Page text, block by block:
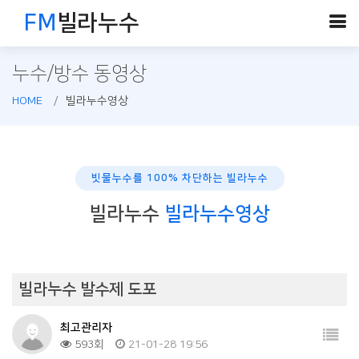
FM 빌라누수
누수/방수 동영상
HOME 빌라누수영상
빗물누수를 100% 차단하는 빌라누수
빌라누수 빌라누수영상
빌라누수 발수제 도포
최고관리자
593회
21-01-28 19:56